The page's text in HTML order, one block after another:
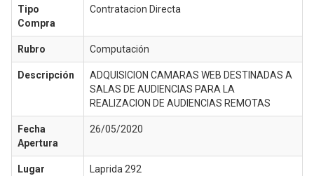
Tipo
Compra
Contratacion Directa
Rubro Computación
Descripción
ADQUISICION CAMARAS WEB DESTINADAS A
SALAS DE AUDIENCIAS PARA LA
REALIZACION DE AUDIENCIAS REMOTAS
Fecha
Apertura
26/05/2020
Lugar
Laprida 292